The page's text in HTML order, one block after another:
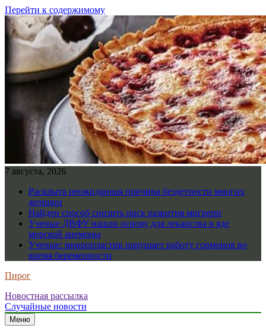
Перейти к содержимому
7 августа, 2026
Раскрыта неожиданная причина бездетности многих
женщин
Найден способ снизить риск развития мигрени
Ученые ДВФУ нашли основу для лекарства в яде
морской анемоны
Ученые: микропластик нарушает работу гормонов во
время беременности
Пирог
Новостная рассылка
Случайные новости
Меню